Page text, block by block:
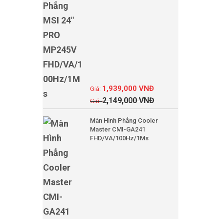
2,149,000VNĐ
1,939,000VNĐ
Màn Hình Phẳng Cooler
Master CMI-GA241
FHD/VA/100Hz/1Ms